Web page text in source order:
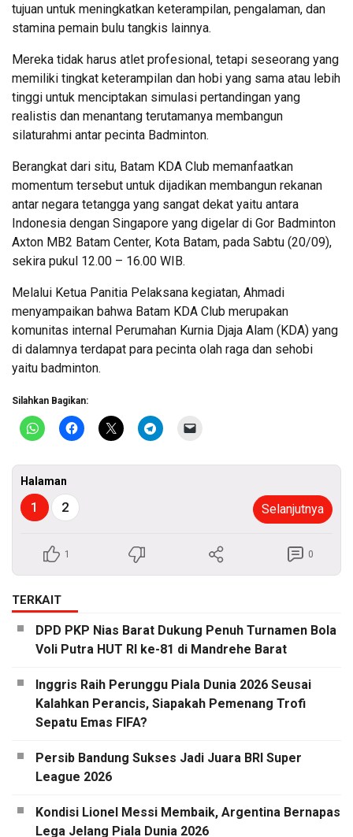
tujuan untuk meningkatkan keterampilan, pengalaman, dan
stamina pemain bulu tangkis lainnya.
Mereka tidak harus atlet profesional, tetapi seseorang yang
memiliki tingkat keterampilan dan hobi yang sama atau lebih
tinggi untuk menciptakan simulasi pertandingan yang
realistis dan menantang terutamanya membangun
silaturahmi antar pecinta Badminton.
Berangkat dari situ, Batam KDA Club memanfaatkan
momentum tersebut untuk dijadikan membangun rekanan
antar negara tetangga yang sangat dekat yaitu antara
Indonesia dengan Singapore yang digelar di Gor Badminton
Axton MB2 Batam Center, Kota Batam, pada Sabtu (20/09),
sekira pukul 12.00 – 16.00 WIB.
Melalui Ketua Panitia Pelaksana kegiatan, Ahmadi
menyampaikan bahwa Batam KDA Club merupakan
komunitas internal Perumahan Kurnia Djaja Alam (KDA) yang
di dalamnya terdapat para pecinta olah raga dan sehobi
yaitu badminton.
Silahkan Bagikan:
Halaman
1 2 Selanjutnya
1 0
TERKAIT
DPD PKP Nias Barat Dukung Penuh Turnamen Bola
Voli Putra HUT RI ke-81 di Mandrehe Barat
Inggris Raih Perunggu Piala Dunia 2026 Seusai
Kalahkan Perancis, Siapakah Pemenang Trofi
Sepatu Emas FIFA?
Persib Bandung Sukses Jadi Juara BRI Super
League 2026
Kondisi Lionel Messi Membaik, Argentina Bernapas
Lega Jelang Piala Dunia 2026